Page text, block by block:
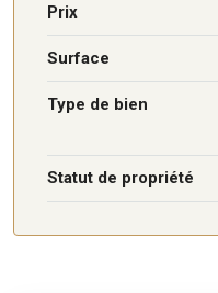
Prix
Surface
Type de bien
Statut de propriété